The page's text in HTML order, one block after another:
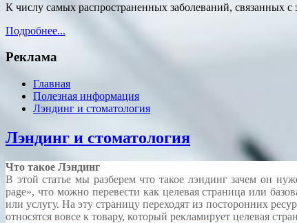
К числу самых распространенных заболеваний, связанных
Подробнее...
Реклама
Главная
Полезная информация
Лэндинг и стоматология
Лэндинг и стоматология
Что такое Лэндинг
В этой статье мы разберем что такое лэндинг зачем он
page», что можно перевести как целевая страница или
или услугу. На эту страницу переходят из посторонних
относятся вовсе к товару, который рекламирует целевая